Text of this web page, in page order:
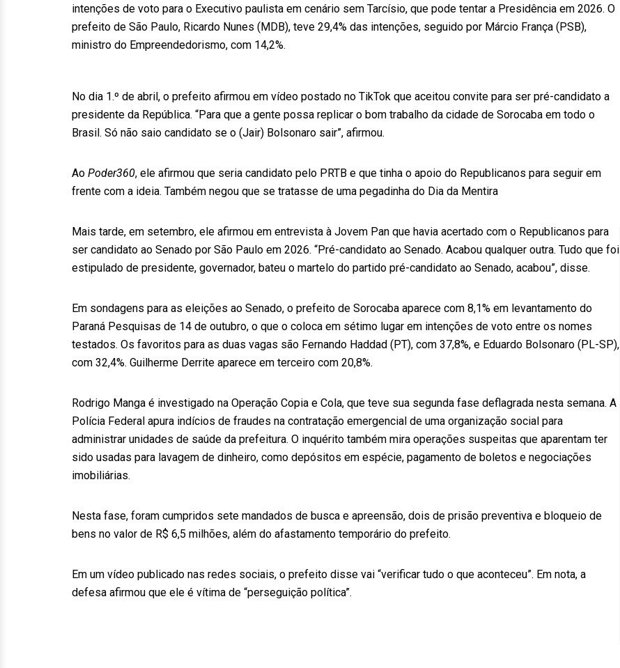
intenções de voto para o Executivo paulista em cenário sem Tarcísio, que pode tentar a Presidência em 2026. O
prefeito de São Paulo, Ricardo Nunes (MDB), teve 29,4% das intenções, seguido por Márcio França (PSB),
ministro do Empreendedorismo, com 14,2%.
No dia 1.º de abril, o prefeito afirmou em vídeo postado no TikTok que aceitou convite para ser pré-candidato a
presidente da República. “Para que a gente possa replicar o bom trabalho da cidade de Sorocaba em todo o
Brasil. Só não saio candidato se o (Jair) Bolsonaro sair”, afirmou.
Ao Poder360, ele afirmou que seria candidato pelo PRTB e que tinha o apoio do Republicanos para seguir em
frente com a ideia. Também negou que se tratasse de uma pegadinha do Dia da Mentira
Mais tarde, em setembro, ele afirmou em entrevista à Jovem Pan que havia acertado com o Republicanos para
ser candidato ao Senado por São Paulo em 2026. “Pré-candidato ao Senado. Acabou qualquer outra. Tudo que foi
estipulado de presidente, governador, bateu o martelo do partido pré-candidato ao Senado, acabou”, disse.
Em sondagens para as eleições ao Senado, o prefeito de Sorocaba aparece com 8,1% em levantamento do
Paraná Pesquisas de 14 de outubro, o que o coloca em sétimo lugar em intenções de voto entre os nomes
testados. Os favoritos para as duas vagas são Fernando Haddad (PT), com 37,8%, e Eduardo Bolsonaro (PL-SP),
com 32,4%. Guilherme Derrite aparece em terceiro com 20,8%.
Rodrigo Manga é investigado na Operação Copia e Cola, que teve sua segunda fase deflagrada nesta semana. A
Polícia Federal apura indícios de fraudes na contratação emergencial de uma organização social para
administrar unidades de saúde da prefeitura. O inquérito também mira operações suspeitas que aparentam ter
sido usadas para lavagem de dinheiro, como depósitos em espécie, pagamento de boletos e negociações
imobiliárias.
Nesta fase, foram cumpridos sete mandados de busca e apreensão, dois de prisão preventiva e bloqueio de
bens no valor de R$ 6,5 milhões, além do afastamento temporário do prefeito.
Em um vídeo publicado nas redes sociais, o prefeito disse vai “verificar tudo o que aconteceu”. Em nota, a
defesa afirmou que ele é vítima de “perseguição política”.